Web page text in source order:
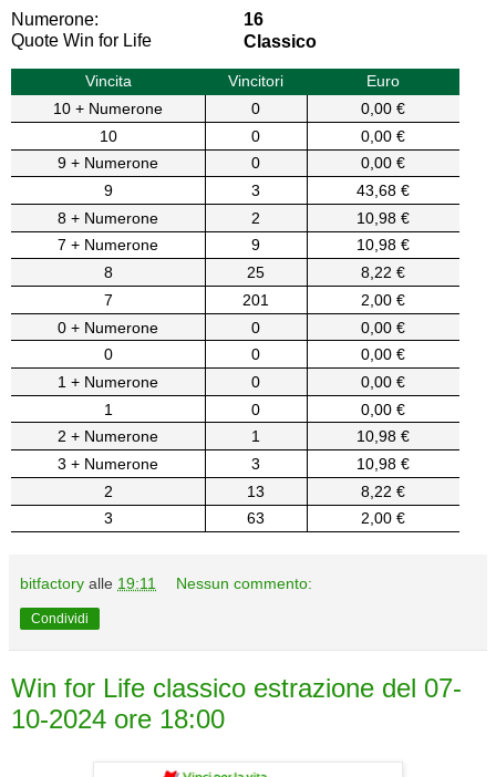
Numerone:
16
Quote Win for Life
Classico
Vincita Vincitori
Euro
10 + Numerone
0
0,00 €
10
0
0,00 €
9 + Numerone
0
0,00 €
9
3
43,68 €
8 + Numerone
2
10,98 €
7 + Numerone
9
10,98 €
8
25
8,22 €
7
201
2,00 €
0 + Numerone
0
0,00 €
0
0
0,00 €
1 + Numerone
0
0,00 €
1
0
0,00 €
2 + Numerone
1
10,98 €
3 + Numerone
3
10,98 €
2
13
8,22 €
3
63 2,00 €
bitfactory alle 19:11 Nessun commento:
Condividi
Win for Life classico estrazione del 07-
10-2024 ore 18:00